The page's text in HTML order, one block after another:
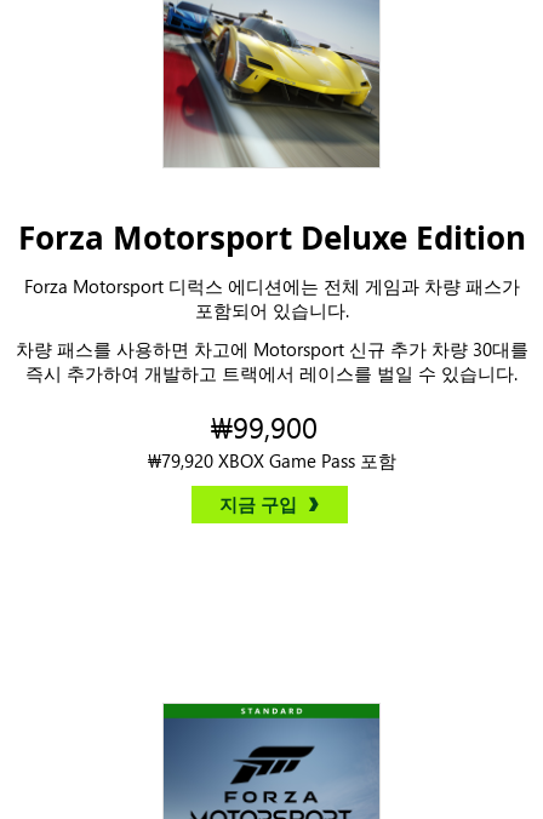
Forza Motorsport Deluxe Edition
Forza Motorsport 디럭스 에디션에는 전체 게임과 차량 패스가
포함되어 있습니다.
차량 패스를 사용하면 차고에 Motorsport 신규 추가 차량 30대를
즉시 추가하여 개발하고 트랙에서 레이스를 벌일 수 있습니다.
₩99,900
₩79,920 XBOX Game Pass 포함
지금 구입